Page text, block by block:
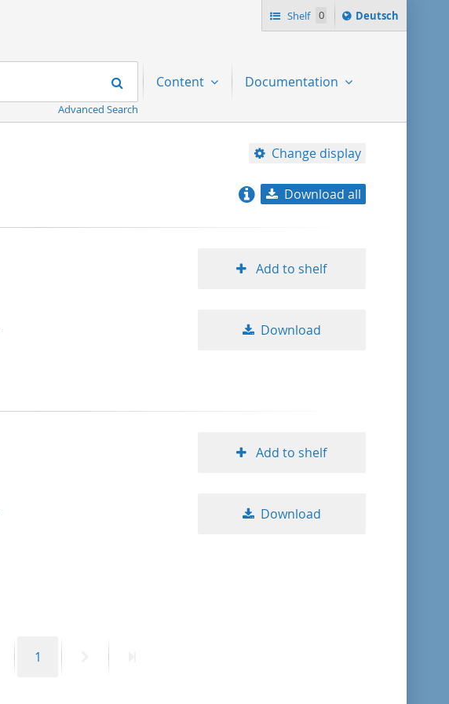
Shelf 0
Sprache
ï¿½ndern
Deutsch
Search
Advanced Search
Content Documentation
Change display
title ascending
Download all
Add to shelf
Download
Add to shelf
Download
PreviousPage
1